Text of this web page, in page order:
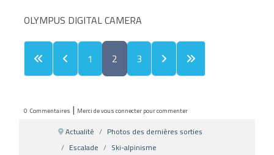
OLYMPUS DIGITAL CAMERA
1 2 3
0 Commentaires | Merci de vous connecter pour commenter
Actualité
Photos des dernières sorties
Escalade
Ski-alpinisme